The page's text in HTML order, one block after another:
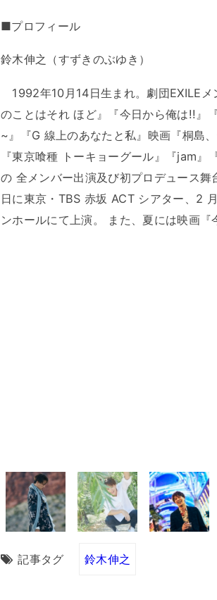
■プロフィール
鈴木伸之（すずきのぶゆき）
1992年10月14日生まれ。劇団EXILEメ
のことはそれ ほど』『今日から俺は!!』
~』『G 線上のあなたと私』映画『桐島
『東京喰種 トーキョーグール』『jam』
の 全メンバー出演及び初プロデュース
日に東京・TBS 赤坂 ACT シアター、2
ンホールにて上演。 また、夏には映画
記事タグ 鈴木伸之